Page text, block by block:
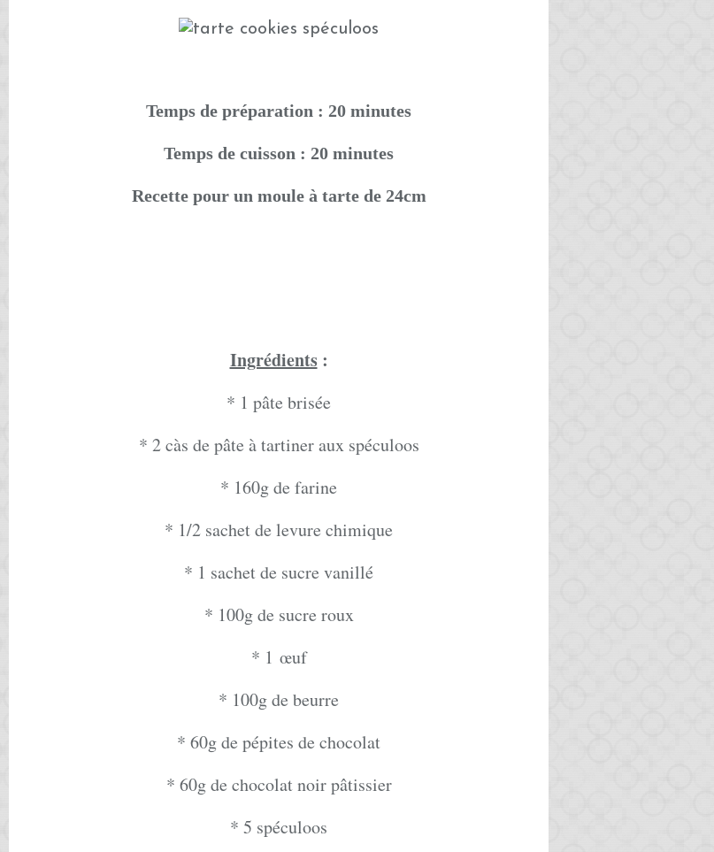
Temps de préparation : 20 minutes
Temps de cuisson : 20 minutes
Recette pour un moule à tarte de 24cm
Ingrédients:
* 1 pâte brisée
* 2 càs de pâte à tartiner aux spéculoos
* 160g de farine
* 1/2 sachet de levure chimique
* 1 sachet de sucre vanillé
* 100g de sucre roux
* 1 œuf
* 100g de beurre
* 60g de pépites de chocolat
* 60g de chocolat noir pâtissier
* 5 spéculoos